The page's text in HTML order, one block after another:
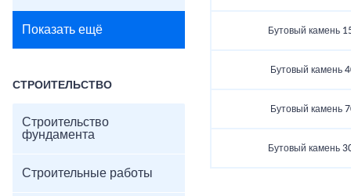
Показать ещё
СТРОИТЕЛЬСТВО
Строительство
фундамента
Строительные работы
Бутовый камень
Бутовый камень
Бутовый камень
Бутовый камень